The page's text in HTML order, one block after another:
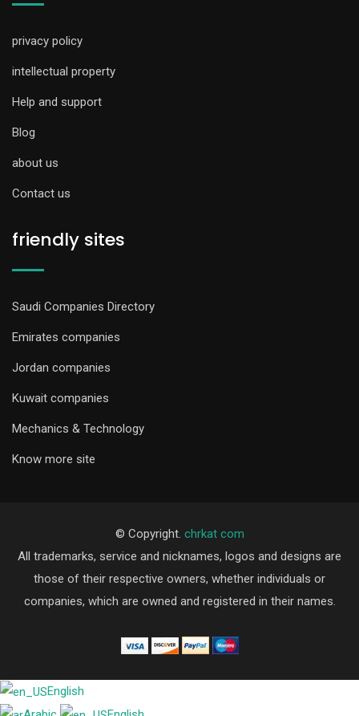
privacy policy
intellectual property
Help and support
Blog
about us
Contact us
friendly sites
Saudi Companies Directory
Emirates companies
Jordan companies
Kuwait companies
Mechanics & Technology
Know more site
© Copyright. chrkat com
All trademarks, service and nicknames, logos and designs are
those of their respective owners, whether individuals or
companies, which are owned and registered in their names.
English